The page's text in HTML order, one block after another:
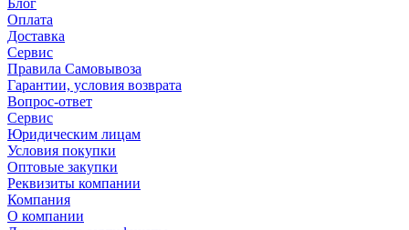
Блог
Оплата
Доставка
Сервис
Правила Самовывоза
Гарантии, условия возврата
Вопрос-ответ
Сервис
Юридическим лицам
Условия покупки
Оптовые закупки
Реквизиты компании
Компания
О компании